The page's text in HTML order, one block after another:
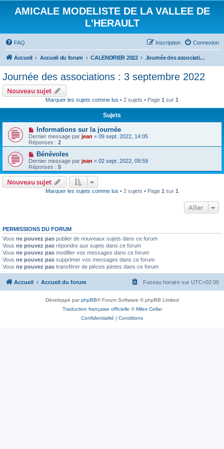
AMICALE MODELISTE DE LA VALLEE DE
L'HERAULT
FAQ Connexion
Inscription
Accueil Accueil du forum CALENDRIER 2022 Journée des associations : 3 septembre 2022
Journée des associations : 3 septembre 2022
Nouveau sujet
Marquer les sujets comme lus • 2 sujets • Page 1 sur 1
Sujets
Informations sur la journée
Dernier message par jean « 09 sept. 2022, 14:05
Réponses : 2
Bénévoles
Dernier message par jean « 02 sept. 2022, 09:59
Réponses : 5
Nouveau sujet
Marquer les sujets comme lus • 2 sujets • Page 1 sur 1
Aller
PERMISSIONS DU FORUM
Vous ne pouvez pas publier de nouveaux sujets dans ce forum
Vous ne pouvez pas répondre aux sujets dans ce forum
Vous ne pouvez pas modifier vos messages dans ce forum
Vous ne pouvez pas supprimer vos messages dans ce forum
Vous ne pouvez pas transférer de pièces jointes dans ce forum
Accueil Accueil du forum Fuseau horaire sur UTC+02:00
Développé parphpBB® Forum Software © phpBB Limited
Traduction française officielle ©Miles Cellar
Confidentialité | Conditions